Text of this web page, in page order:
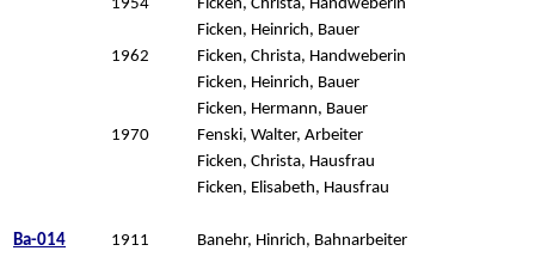
1954
Ficken, Christa, Handweberin
Ficken, Heinrich, Bauer
1962
Ficken, Christa, Handweberin
Ficken, Heinrich, Bauer
Ficken, Hermann, Bauer
1970
Fenski, Walter, Arbeiter
Ficken, Christa, Hausfrau
Ficken, Elisabeth, Hausfrau
Ba-014 1911
Banehr, Hinrich, Bahnarbeiter